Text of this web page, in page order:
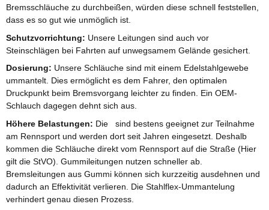
Bremsschläuche zu durchbeißen, würden diese schnell feststellen,
dass es so gut wie unmöglich ist.
Schutzvorrichtung: Unsere Leitungen sind auch vor
Steinschlägen bei Fahrten auf unwegsamem Gelände gesichert.
Dosierung: Unsere Schläuche sind mit einem Edelstahlgewebe
ummantelt. Dies ermöglicht es dem Fahrer, den optimalen
Druckpunkt beim Bremsvorgang leichter zu finden. Ein OEM-
Schlauch dagegen dehnt sich aus.
Höhere Belastungen: Die sind bestens geeignet zur Teilnahme
am Rennsport und werden dort seit Jahren eingesetzt. Deshalb
kommen die Schläuche direkt vom Rennsport auf die Straße (Hier
gilt die StVO). Gummileitungen nutzen schneller ab.
Bremsleitungen aus Gummi können sich kurzzeitig ausdehnen und
dadurch an Effektivität verlieren. Die Stahlflex-Ummantelung
verhindert genau diesen Prozess.